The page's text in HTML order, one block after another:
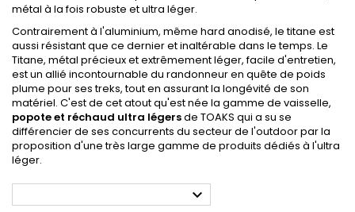
métal à la fois robuste et ultra léger.
Contrairement à l'aluminium, même hard anodisé, le titane est
aussi résistant que ce dernier et inaltérable dans le temps. Le
Titane, métal précieux et extrêmement léger, facile d'entretien,
est un allié incontournable du randonneur en quête de poids
plume pour ses treks, tout en assurant la longévité de son
matériel. C'est de cet atout qu'est née la gamme de vaisselle,
popote et réchaud ultra légersde TOAKS qui a su se
différencier de ses concurrents du secteur de l'outdoor par la
proposition d'une très large gamme de produits dédiés à l'ultra
léger.
